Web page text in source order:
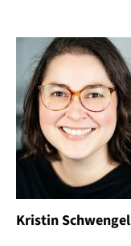
Kristin Schwengel